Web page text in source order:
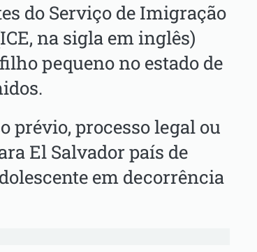
do Serviço de Imigração
na sigla em inglês)
pequeno no estado de
prévio, processo legal ou
El Salvador país de
em decorrência